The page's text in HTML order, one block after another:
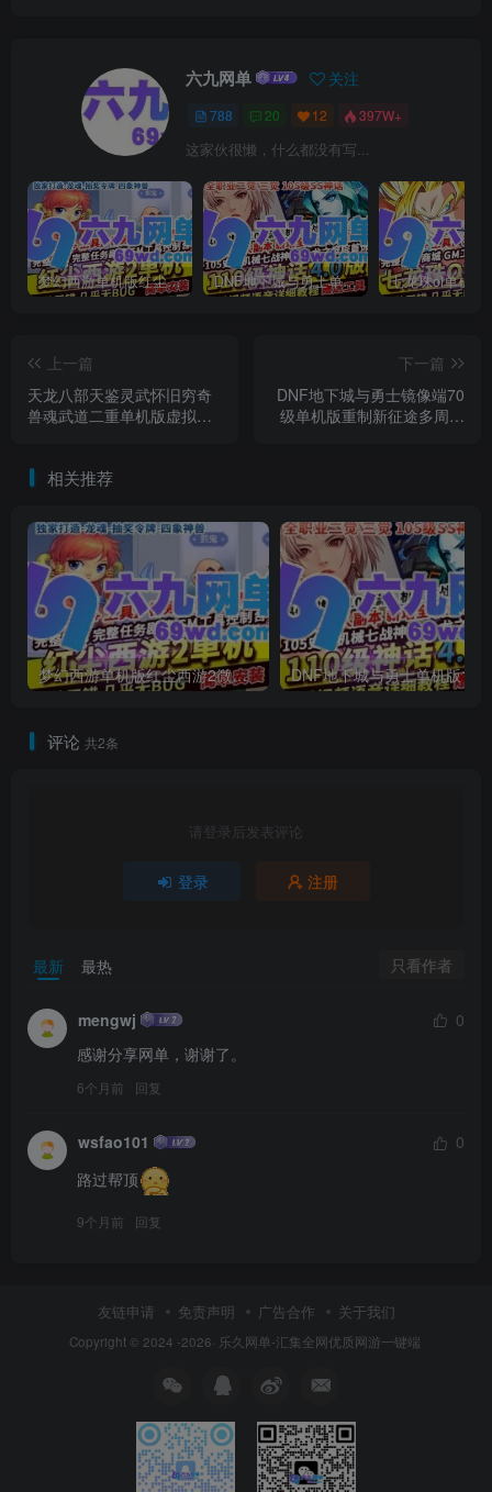
六九网单 关注
788 20 12 397W+
这家伙很懒，什么都没有写...
梦幻西游单机版红尘西游2微变独家打造龙魂抽奖令牌四象神兽 DNF地下城与勇士单机版110级神话版4.0全主线任务龙之庭院机械七战神实验室
上一篇
天龙八部天鉴灵武怀旧穷奇
兽魂武道二重单机版虚拟机
下一篇
DNF地下城与勇士镜像端70
级单机版重制新征途多周目
相关推荐
梦幻西游单机版红尘西游2微变独家打造龙魂抽奖令牌四象神兽
评论 共2条
请登录后发表评论
登录 注册
最新 最热 只看作者
mengwj
0
感谢分享网单，谢谢了。
6个月前 回复
wsfao101
0
路过帮顶
9个月前 回复
友链申请 免责声明 广告合作 关于我们
Copyright © 2024 -2026· 乐久网单-汇集全网优质网游一键端